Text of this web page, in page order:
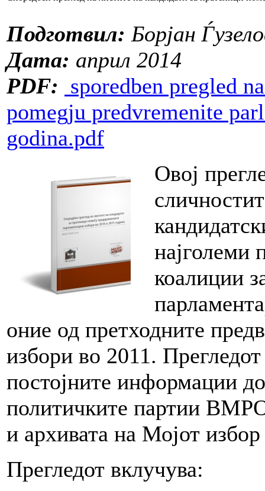
Подготвил: Борјан
Дата: април 2014
PDF: sporedben pregled
pomegju predvremenite
godina.pdf
Овој
најголеми
коалиции
оние од претходните
избори во 2011.
постојните информации
политичките партии
и архивата на Мојот
Прегледот вклучува: